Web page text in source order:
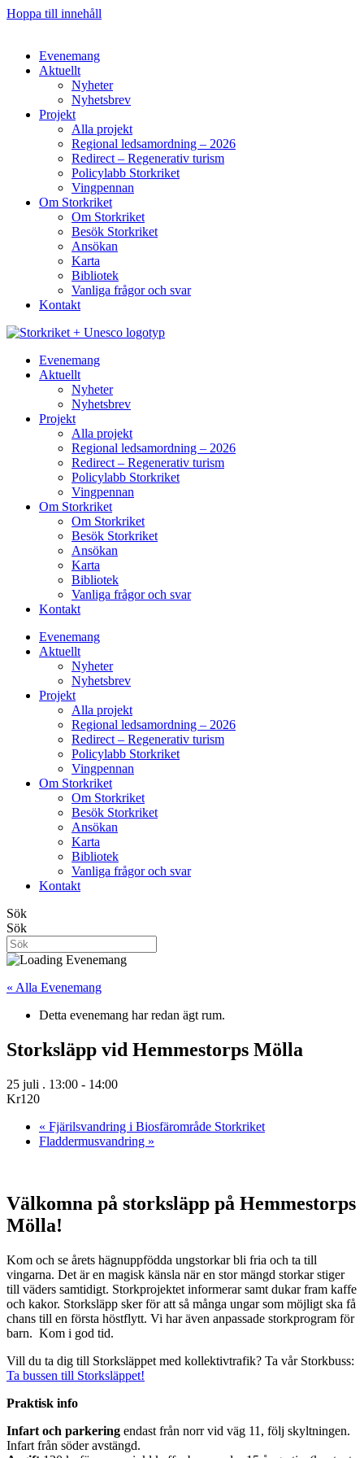
Hoppa till innehåll
Evenemang
Aktuellt
Nyheter
Nyhetsbrev
Projekt
Alla projekt
Regional ledsamordning – 2026
Redirect – Regenerativ turism
Policylabb Storkriket
Vingpennan
Om Storkriket
Om Storkriket
Besök Storkriket
Ansökan
Karta
Bibliotek
Vanliga frågor och svar
Kontakt
Evenemang
Aktuellt
Nyheter
Nyhetsbrev
Projekt
Alla projekt
Regional ledsamordning – 2026
Redirect – Regenerativ turism
Policylabb Storkriket
Vingpennan
Om Storkriket
Om Storkriket
Besök Storkriket
Ansökan
Karta
Bibliotek
Vanliga frågor och svar
Kontakt
Evenemang
Aktuellt
Nyheter
Nyhetsbrev
Projekt
Alla projekt
Regional ledsamordning – 2026
Redirect – Regenerativ turism
Policylabb Storkriket
Vingpennan
Om Storkriket
Om Storkriket
Besök Storkriket
Ansökan
Karta
Bibliotek
Vanliga frågor och svar
Kontakt
Sök
Sök
« Alla Evenemang
Detta evenemang har redan ägt rum.
Storksläpp vid Hemmestorps Mölla
25 juli . 13:00 - 14:00
Kr120
« Fjärilsvandring i Biosfärområde Storkriket
Fladdermusvandring »
Välkomna på storksläpp på Hemmestorps
Mölla!
Kom och se årets hägnuppfödda ungstorkar bli fria och ta till
vingarna. Det är en magisk känsla när en stor mängd storkar stiger
till väders samtidigt. Storkprojektet informerar samt dukar fram kaffe
och kakor. Storksläpp sker för att så många ungar som möjligt ska få
chans till en första höstflytt. Vi har även anpassade storkprogram för
barn. Kom i god tid.
Vill du ta dig till Storksläppet med kollektivtrafik? Ta vår Storkbuss:
Ta bussen till Storksläppet!
Praktisk info
Infart och parkering endast från norr vid väg 11, följ skyltningen.
Infart från söder avstängd.